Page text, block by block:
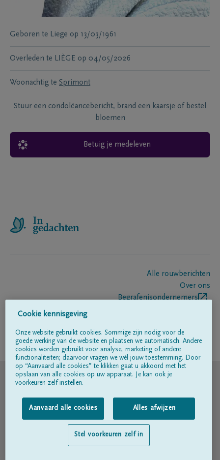
Geboren te Liege op 13/03/1961
Overleden te LIÈGE op 04/05/2026
Woonachtig te Sprimont
Stuur een condoléancebericht, brand een kaarsje of bestel
bloemen
Betuig je medeleven
Alle rouwberichten
Over ons
Begrafenisondernemers
Volg ons op
© DELA
Gebruiksvoorwaarden
Privacyverklaring
Toegankelijkheidsverklaring
Cookie kennisgeving
Onze website gebruikt cookies. Sommige zijn nodig voor de
goede werking van de website en plaatsen we automatisch. Andere
cookies worden gebruikt voor analyse, marketing of andere
functionaliteiten; daarvoor vragen we wél jouw toestemming. Door
op “Aanvaard alle cookies” te klikken gaat u akkoord met het
opslaan van alle cookies op uw apparaat. Je kan ook je
voorkeuren zelf instellen.
Aanvaard alle cookies Alles afwijzen
Stel voorkeuren zelf in